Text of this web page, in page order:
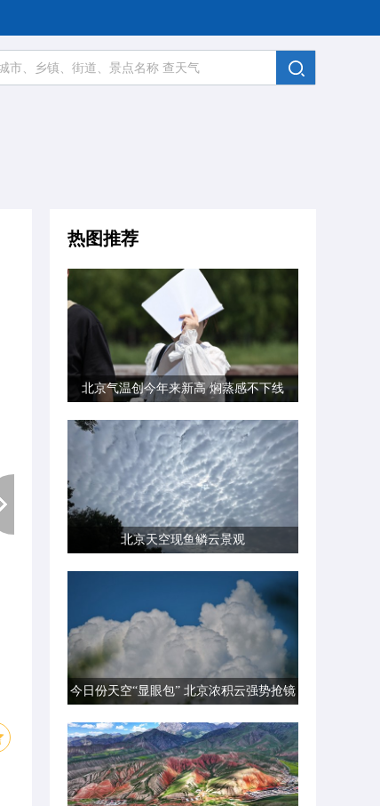
热图推荐
北京气温创今年来新高 焖蒸感不下线
北京天空现鱼鳞云景观
今日份天空“显眼包” 北京浓积云强势抢镜